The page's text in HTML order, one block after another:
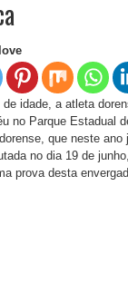
idade, a atleta
no Parque Estadual
que neste
no dia 19 de
prova desta